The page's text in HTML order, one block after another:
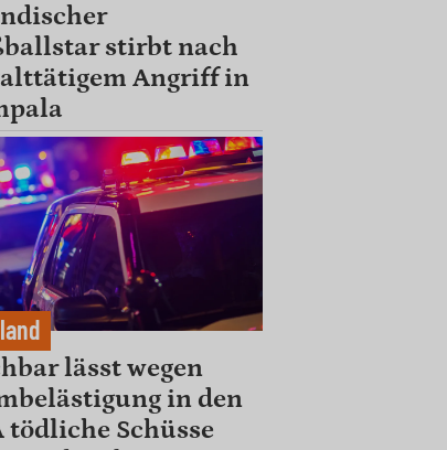
stirbt nach
Angriff in
lässt wegen
in den
tödliche Schüsse